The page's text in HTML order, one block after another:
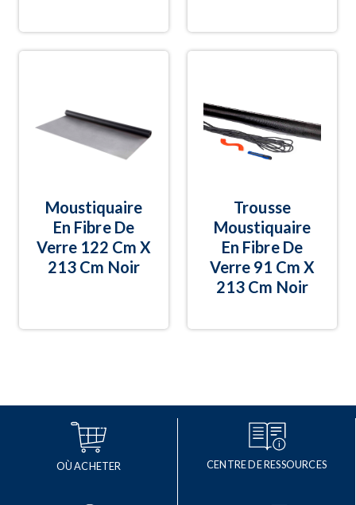
Moustiquaire
En Fibre De
Verre 122 Cm X
213 Cm Noir
Trousse
Moustiquaire
En Fibre De
Verre 91 Cm X
213 Cm Noir
OÙ ACHETER CENTRE DE RESSOURCES